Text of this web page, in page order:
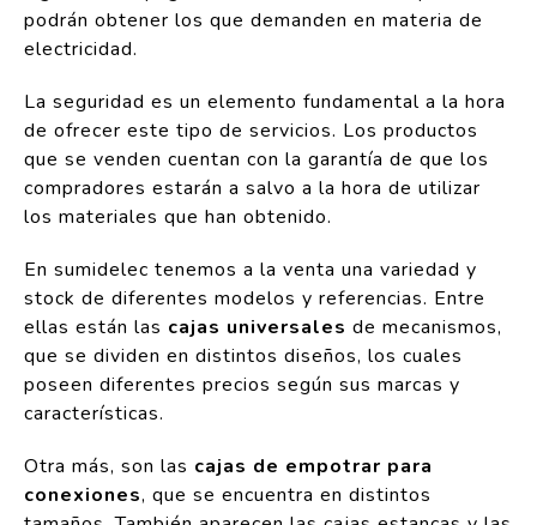
podrán obtener los que demanden en materia de
electricidad.
La seguridad es un elemento fundamental a la hora
de ofrecer este tipo de servicios. Los productos
que se venden cuentan con la garantía de que los
compradores estarán a salvo a la hora de utilizar
los materiales que han obtenido.
En sumidelec tenemos a la venta una variedad y
stock de diferentes modelos y referencias. Entre
ellas están las cajas universales de mecanismos,
que se dividen en distintos diseños, los cuales
poseen diferentes precios según sus marcas y
características.
Otra más, son las cajas de empotrar para
conexiones, que se encuentra en distintos